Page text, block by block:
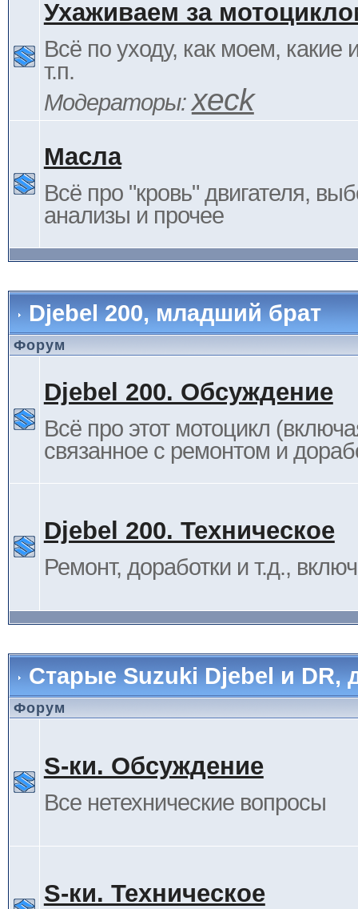
Ухаживаем за
Всё по уходу, как моем, какие
т.п.
Модераторы:xeck
Масла
Всё про "кровь" двигателя,
анализы и прочее
Djebel 200, младший брат
Форум
Djebel 200. Обсуждение
Всё про этот мотоцикл
связанное с ремонтом и
Djebel 200. Техническое
Ремонт, доработки и т.д.,
Старые Suzuki Djebel и DR,
Форум
S-ки. Обсуждение
Все нетехнические вопросы
S-ки. Техническое